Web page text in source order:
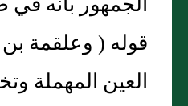
قوله ( وعلقمة
العين المهملة